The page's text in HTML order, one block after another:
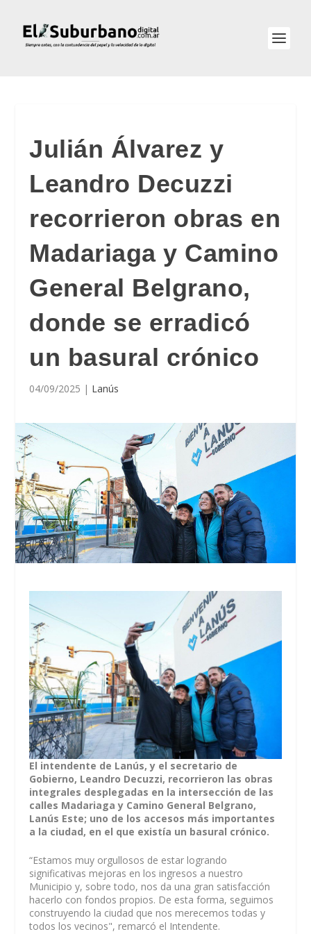
Julián Álvarez y
Leandro Decuzzi
recorrieron obras en
Madariaga y Camino
General Belgrano,
donde se erradicó
un basural crónico
04/09/2025 | Lanús
El intendente de Lanús, y el secretario de
Gobierno, Leandro Decuzzi, recorrieron las obras
integrales desplegadas en la intersección de las
calles Madariaga y Camino General Belgrano,
Lanús Este; uno de los accesos más importantes
a la ciudad, en el que existía un basural crónico.
“Estamos muy orgullosos de estar logrando
significativas mejoras en los ingresos a nuestro
Municipio y, sobre todo, nos da una gran satisfacción
hacerlo con fondos propios. De esta forma, seguimos
construyendo la ciudad que nos merecemos todas y
todos los vecinos", remarcó el Intendente.